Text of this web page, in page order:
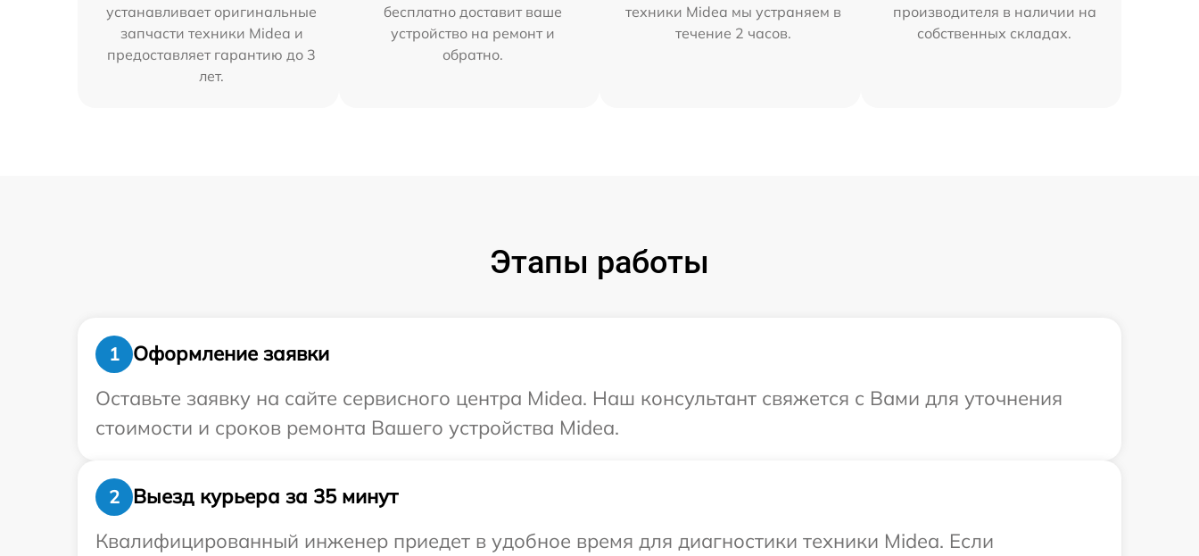
устанавливает оригинальные
запчасти техники Midea и
предоставляет гарантию до 3
лет.
бесплатно доставит ваше
устройство на ремонт и
обратно.
техники Midea мы устраняем в
течение 2 часов.
производителя в наличии на
собственных складах.
Этапы работы
1
Оформление заявки
Оставьте заявку на сайте сервисного центра Midea. Наш консультант свяжется с Вами для уточнения
стоимости и сроков ремонта Вашего устройства Midea.
2
Выезд курьера за 35 минут
Квалифицированный инженер приедет в удобное время для диагностики техники Midea. Если